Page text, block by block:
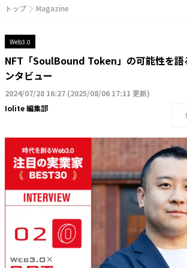
トップ Magazine
Web3.0
NFT「SoulBound Token」の可能性を
ンタビュー
2024/07/28 16:27 (2025/08/06 17:11 更新)
Iolite 編集部